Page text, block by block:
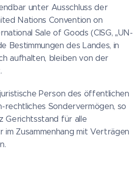
unter Ausschluss der
Nations Convention on
Sale of Goods (CISG, „UN-
Bestimmungen des Landes, in
aufhalten, bleiben von der
Person des öffentlichen
Sondervermögen, so
Gerichtsstand für alle
Zusammenhang mit Verträgen